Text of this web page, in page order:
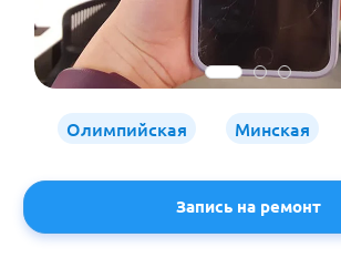
Олимпийская Минская
Запись на ремонт